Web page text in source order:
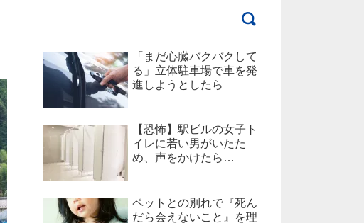
「まだ心臓バクバクして
る」立体駐車場で車を発
進しようとしたら
【恐怖】駅ビルの女子ト
イレに若い男がいたた
め、声をかけたら…
ペットとの別れで『死ん
だら会えないこと』を理